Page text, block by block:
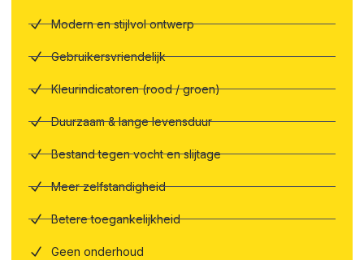
Modern en stijlvol ontwerp
Gebruikersvriendelijk
Kleurindicatoren (rood / groen)
Duurzaam & lange levensduur
Bestand tegen vocht en slijtage
Meer zelfstandigheid
Betere toegankelijkheid
Geen onderhoud